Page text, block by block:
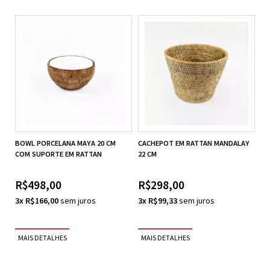
BOWL PORCELANA MAYA 20 CM
COM SUPORTE EM RATTAN
R$498,00
3x R$166,00
CACHEPOT EM RATTAN MANDALAY
22 CM
R$298,00
3x R$99,33